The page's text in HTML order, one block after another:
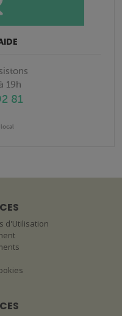
19h
81
d'Utilisation